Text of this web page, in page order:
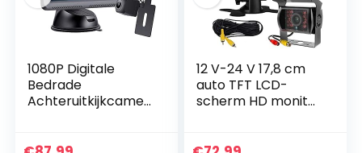
1080P Digitale
Bedrade
Achteruitkijkcamer
12 V-24 V 17,8 cm
auto TFT LCD-
scherm HD monitor